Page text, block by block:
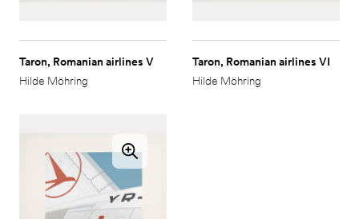
Taron, Romanian airlines V
Hilde Möhring
Taron, Romanian airlines VI
Hilde Möhring